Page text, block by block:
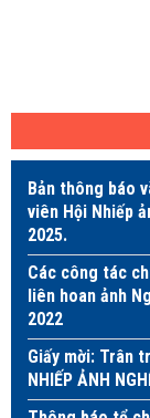
Bản thông báo
viên Hội Nhiếp
2025.
Các công tác
liên hoan ảnh
2022
Giấy mời: Trân
NHIẾP ẢNH